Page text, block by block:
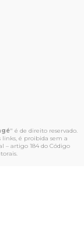
" é de direito reservado.
links, é proibida sem a
– artigo 184 do Código
.